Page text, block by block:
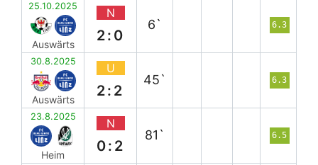
25.10.2025
Auswärts
N
2:0
6` 6.3
30.8.2025
Auswärts
U
2:2
45` 6.3
23.8.2025
Heim
N
0:2
81` 6.5